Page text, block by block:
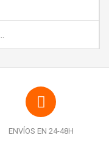
ENVÍOS EN 24-48H